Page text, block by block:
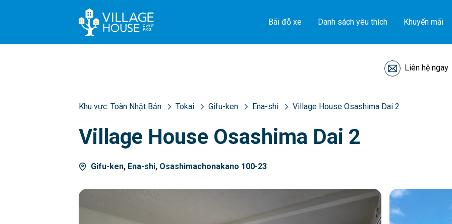
Bãi đỗ xe Danh sách yêu thích Khuyến mãi
Liên hệ ngay
Khu vực: Toàn Nhật Bản Tokai Gifu-ken Ena-shi Village House Osashima Dai 2
Village House Osashima Dai 2
Gifu-ken, Ena-shi, Osashimachonakano 100-23